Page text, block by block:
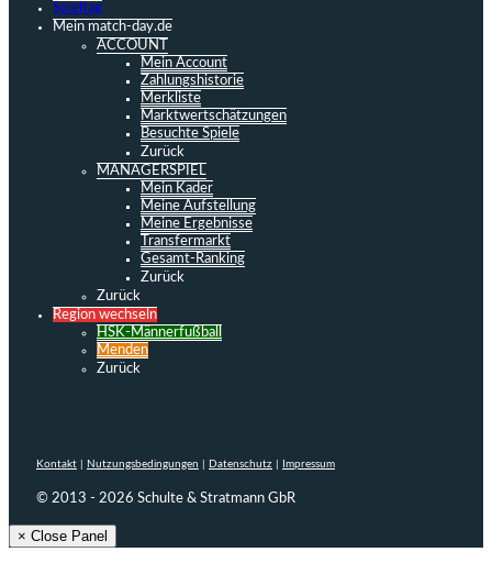
Spieltag
Mein match-day.de
ACCOUNT
Mein Account
Zahlungshistorie
Merkliste
Marktwertschätzungen
Besuchte Spiele
Zurück
MANAGERSPIEL
Mein Kader
Meine Aufstellung
Meine Ergebnisse
Transfermarkt
Gesamt-Ranking
Zurück
Zurück
Region wechseln
HSK-Männerfußball
Menden
Zurück
Kontakt Nutzungsbedingungen Datenschutz Impressum
© 2013 - 2026 Schulte & Stratmann GbR
× Close Panel